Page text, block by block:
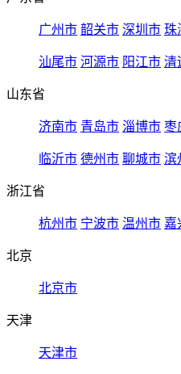
广州市 韶关市 深圳市 珠
汕尾市 河源市 阳江市 清
山东省
济南市 青岛市 淄博市 枣
临沂市 德州市 聊城市 滨
浙江省
杭州市 宁波市 温州市 嘉
北京
北京市
天津
天津市